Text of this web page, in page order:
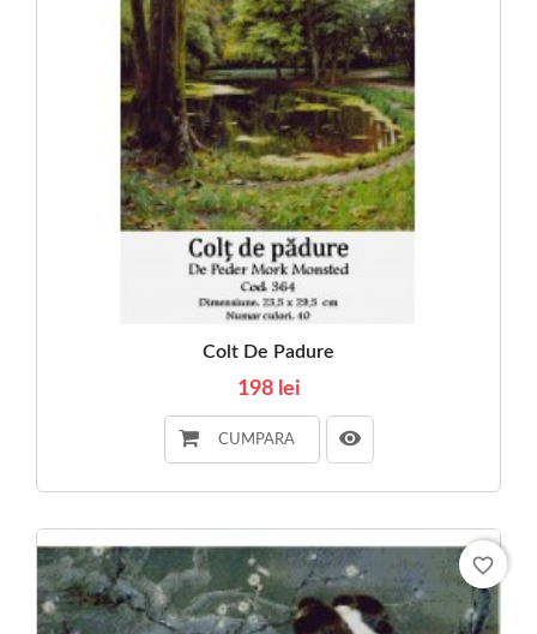
Colt De Padure
198 lei
CUMPARA
favorite_border